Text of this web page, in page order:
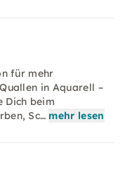
für mehr
in Aquarell –
Dich beim
Sc… mehr lesen